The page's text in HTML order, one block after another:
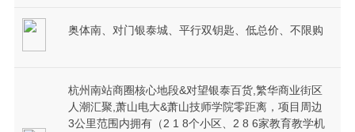
奥体南、对门银泰城、平行双钥匙、低总价、不限购
杭州南站商圈核心地段&对望银泰百货,繁华商业街区
人潮汇聚,萧山电大&萧山技师学院零距离，项目周边
3公里范围内拥有（2 1 8个小区、2 8 6家教育教学机